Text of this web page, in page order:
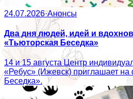
24.07.2026·Анонсы
Два дня людей, идей и
«Тьюторская Беседка»
14 и 15 августа Центр
«Ребус» (Ижевск) приглашает на
Беседка».